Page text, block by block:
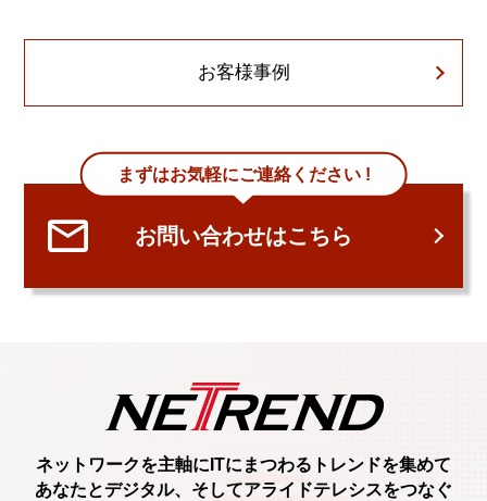
お客様事例
まずはお気軽にご連絡ください !
お問い合わせはこちら
ネットワークを主軸に ITにまつわるトレンドを集めて
あなたとデジタル、 そしてアライドテレシスをつなぐ